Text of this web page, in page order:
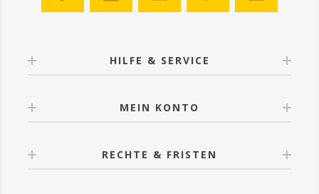
HILFE & SERVICE
MEIN KONTO
RECHTE & FRISTEN